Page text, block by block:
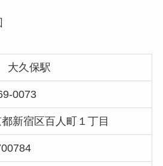
大久保駅
0073
新宿区百人町１丁目